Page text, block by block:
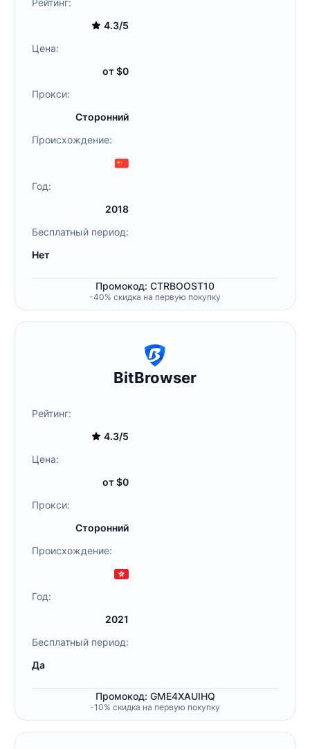
Рейтинг:
4.3/5
Цена:
от $0
Прокси:
Сторонний
Происхождение:
Год:
2018
Бесплатный период:
Нет
Промокод: CTRBOOST10
-40% скидка на первую покупку
BitBrowser
Рейтинг:
4.3/5
Цена:
от $0
Прокси:
Сторонний
Происхождение:
Год:
2021
Бесплатный период:
Да
Промокод: GME4XAUIHQ
-10% скидка на первую покупку